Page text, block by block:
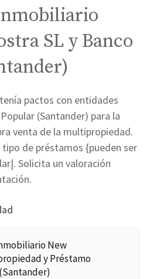
SL y Banco
pactos con entidades
(Santander) para la
venta de la multipropiedad.
de préstamos {pueden ser
Solicita un valoración
New
y Préstamo